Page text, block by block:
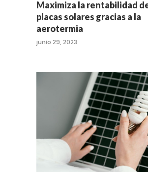
Maximiza la rentabilidad
placas solares gracias a la
aerotermia
junio 29, 2023